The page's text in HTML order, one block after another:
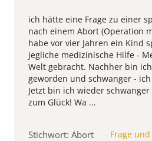
ich hätte eine Frage zu einer
nach einem Abort (Operation
habe vor vier Jahren ein Kind
jegliche medizinische Hilfe -
Welt gebracht. Nachher bin
geworden und schwanger -
Jetzt bin ich wieder
zum Glück! Wa ...
Stichwort: Abort Frage